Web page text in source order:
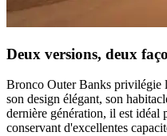
Deux versions, deux
Bronco Outer Banks privilégie
son design élégant, son
dernière génération, il est idéal
conservant d'excellentes